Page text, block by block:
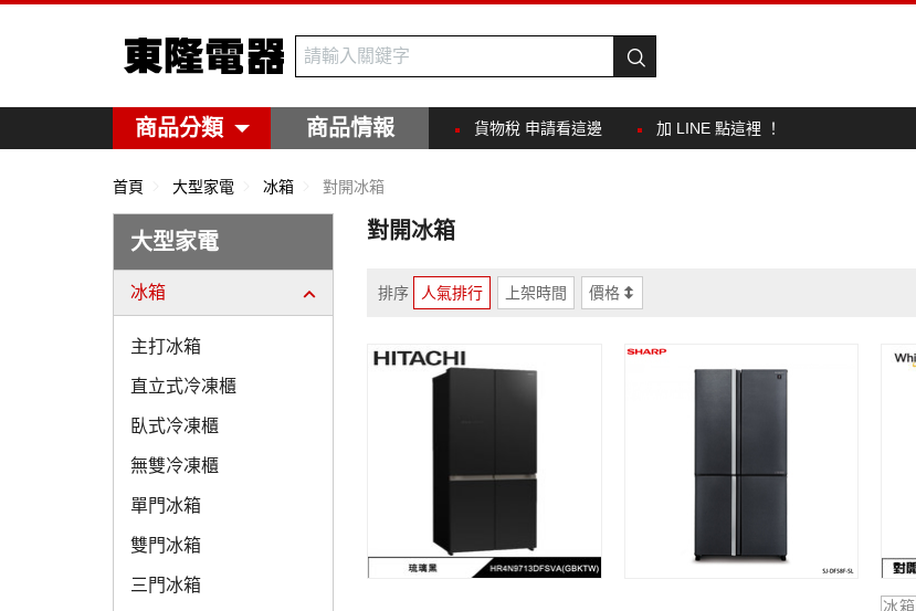
東隆電器
商品分類 商品情報 貨物稅 申請看這邊 加 LINE 點這裡 ！
首頁 大型家電 冰箱 對開冰箱
大型家電
冰箱
主打冰箱
直立式冷凍櫃
臥式冷凍櫃
無雙冷凍櫃
單門冰箱
雙門冰箱
三門冰箱
對開冰箱
排序 人氣排行 上架時間 價格
冰箱